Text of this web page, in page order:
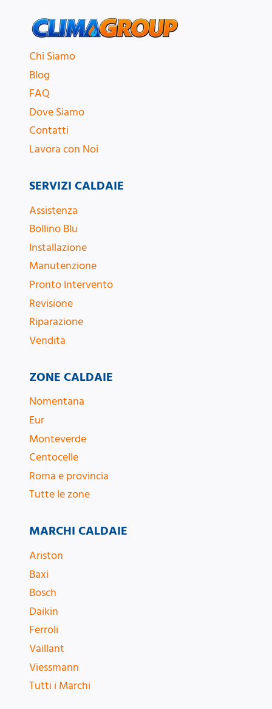
Chi Siamo
Blog
FAQ
Dove Siamo
Contatti
Lavora con Noi
SERVIZI CALDAIE
Assistenza
Bollino Blu
Installazione
Manutenzione
Pronto Intervento
Revisione
Riparazione
Vendita
ZONE CALDAIE
Nomentana
Eur
Monteverde
Centocelle
Roma e provincia
Tutte le zone
MARCHI CALDAIE
Ariston
Baxi
Bosch
Daikin
Ferroli
Vaillant
Viessmann
Tutti i Marchi